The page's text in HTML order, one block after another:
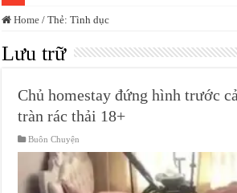
Home / Thẻ:Tình dục
Lưu trữ
Chủ homestay đứng hình trước
tràn rác thải 18+
Buôn Chuyện